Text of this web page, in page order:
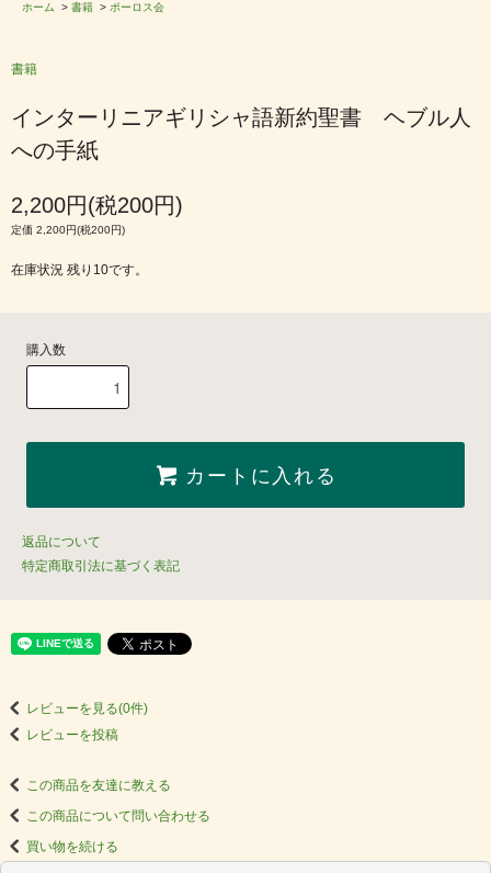
ホーム > 書籍 > ポーロス会
書籍
インターリニアギリシャ語新約聖書 ヘブル人
への手紙
2,200円(税200円)
定価 2,200円(税200円)
在庫状況 残り10です。
購入数
カートに入れる
返品について
特定商取引法に基づく表記
レビューを見る(0件)
レビューを投稿
この商品を友達に教える
この商品について問い合わせる
買い物を続ける